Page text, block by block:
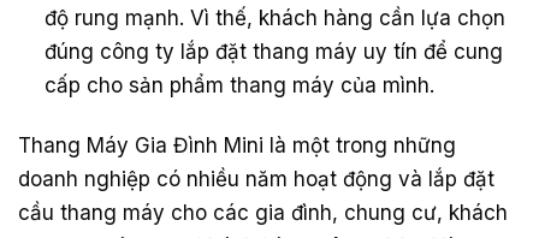
độ rung mạnh. Vì thế, khách hàng cần lựa chọn
đúng công ty lắp đặt thang máy uy tín để cung
cấp cho sản phẩm thang máy của mình.
Thang Máy Gia Đình Mini là một trong những
doanh nghiệp có nhiều năm hoạt động và lắp đặt
cầu thang máy cho các gia đình, chung cư, khách